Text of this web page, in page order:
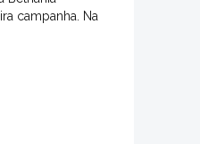
campanha. Na